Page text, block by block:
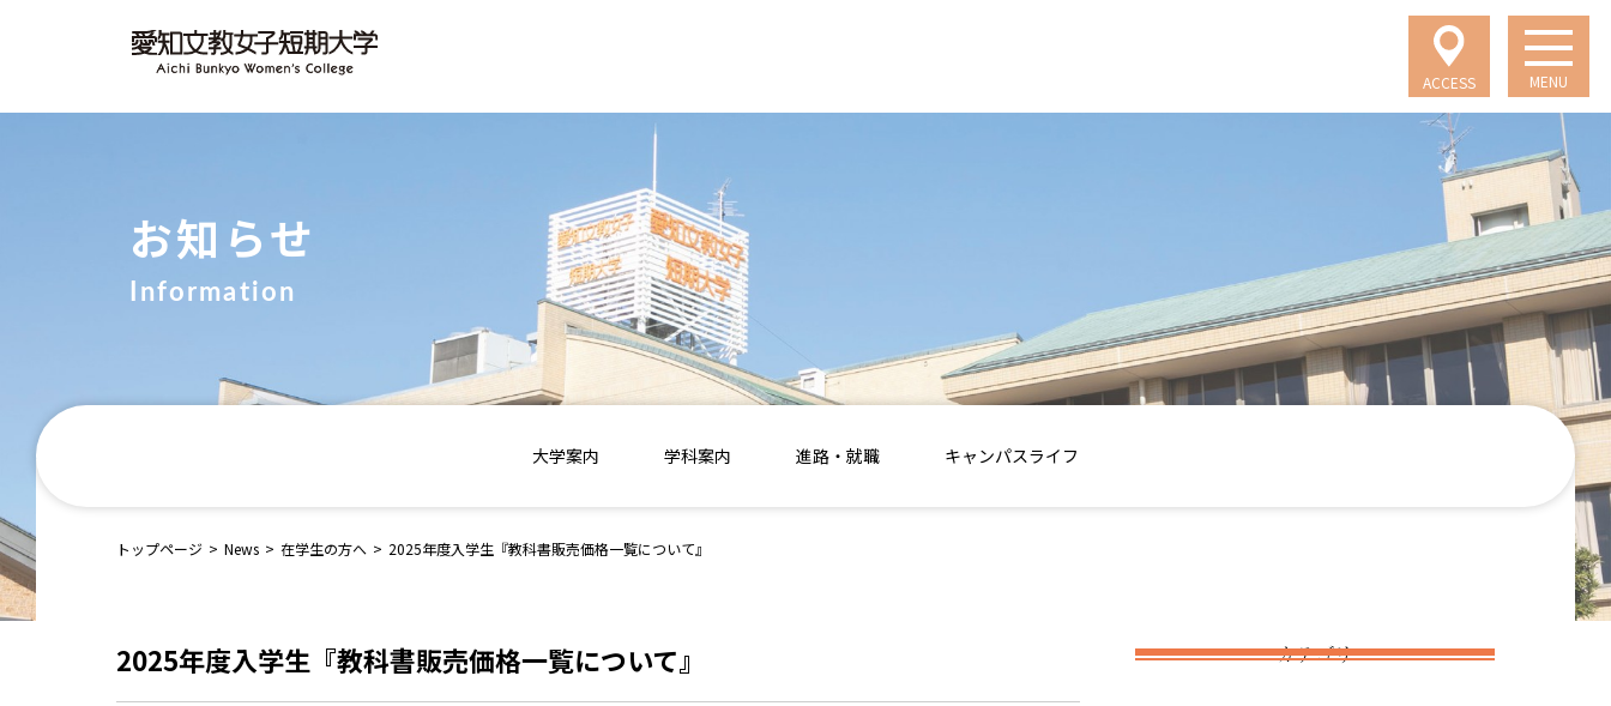
ACCESS
お知らせ
Information
MENU
大学案内 学科案内 進路・就職 キャンパスライフ
トップページ > News > 在学生の方へ > 2025年度入学生『教科書販売価格一覧について』
2025年度入学生『教科書販売価格一覧について』 カテゴリ